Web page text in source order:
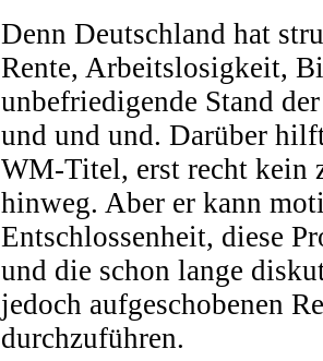
Denn Deutschland hat
Rente, Arbeitslosigkeit,
unbefriedigende Stand
und und und. Darüber
WM-Titel, erst recht kein
hinweg. Aber er kann
Entschlossenheit, diese
und die schon lange
jedoch aufgeschobenen
durchzuführen.